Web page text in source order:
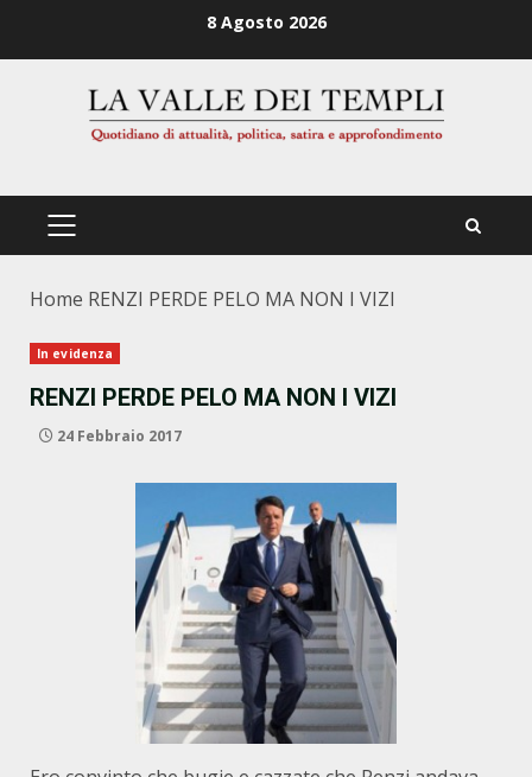
8 Agosto 2026
PRIMÄRES
Home RENZI PERDE PELO MA NON I VIZI
In evidenza
RENZI PERDE PELO MA NON I VIZI
24 Febbraio 2017